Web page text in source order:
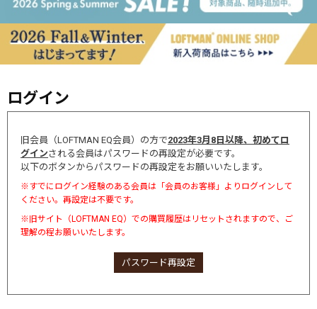
ログイン
旧会員（LOFTMAN EQ会員）の方で2023年3月8日以降、初めてロ
グインされる会員はパスワードの再設定が必要です。
以下のボタンからパスワードの再設定をお願いいたします。
※すでにログイン経験のある会員は「会員のお客様」よりログインして
ください。再設定は不要です。
※旧サイト（LOFTMAN EQ）での購買履歴はリセットされますので、ご
理解の程お願いいたします。
パスワード再設定